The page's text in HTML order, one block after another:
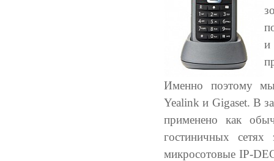
и
Именно поэтому
Yealink и Gigaset. В
применено как
гостиничных сетях
микросотовые IP-